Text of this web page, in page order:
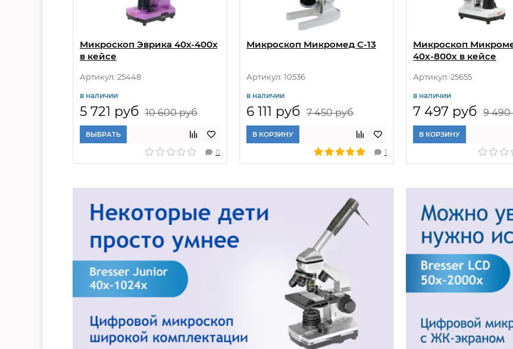
Микроскоп Эврика 40х-400х
в кейсе
Артикул: 25448
в наличии
5 721 руб 10 600 руб
ВЫБРАТЬ
0
Микроскоп Микромед С-13
Артикул: 10536
в наличии
6 111 руб 7 450 руб
В КОРЗИНУ
1
Микроскоп
40x-800x в кейсе
Артикул: 25655
в наличии
7 497 руб 9 490
В КОРЗИНУ